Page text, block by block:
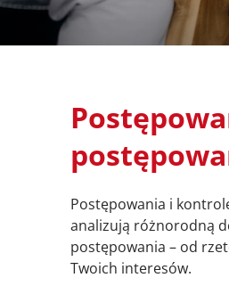
Postępowania i
analizują różnorodną
postępowania – od
Twoich interesów.